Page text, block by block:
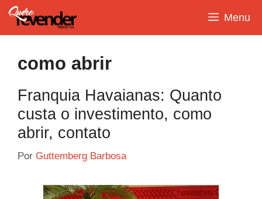
Pular
para
o
Menu
como abrir
Franquia Havaianas: Quanto
custa o investimento, como
abrir, contato
Por Guttemberg Barbosa